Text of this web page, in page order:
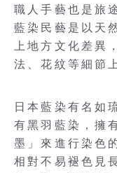
職人手藝也是旅
藍染民藝是以天
上地方文化差異
法、花紋等細節
日本藍染有名如
有黑羽藍染，擁
墨」來進行染色
相對不易褪色見